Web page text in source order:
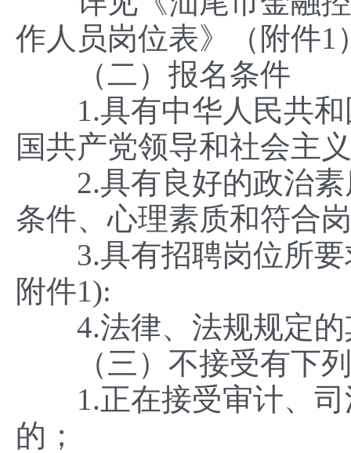
作人员岗位表》（附件1
（二）报名条件
1.具有中华人民共和
国共产党领导和社会主
2.具有良好的政治素
条件、心理素质和符合
3.具有招聘岗位所要
附件1):
4.法律、法规规定的
（三）不接受有下列
1.正在接受审计、司
的；